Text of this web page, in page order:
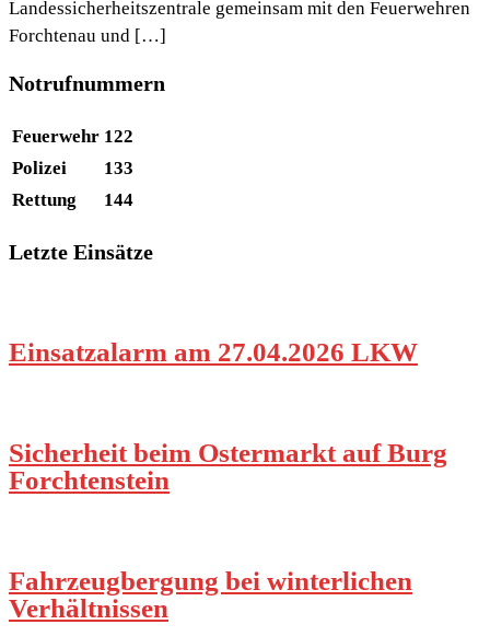
Landessicherheitszentrale gemeinsam mit den Feuerwehren
Forchtenau und […]
Notrufnummern
Feuerwehr 122
Polizei
133
Rettung
144
Letzte Einsätze
Einsatzalarm am 27.04.2026 LKW
Sicherheit beim Ostermarkt auf Burg
Forchtenstein
Fahrzeugbergung bei winterlichen
Verhältnissen